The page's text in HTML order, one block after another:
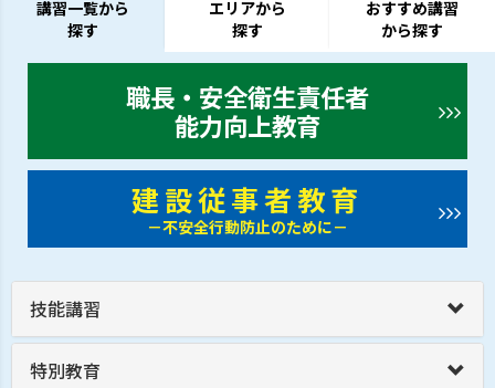
講習一覧から
探す
エリアから
探す
おすすめ講習
から探す
職長・安全衛生責任者
能力向上教育
建設従事者教育
－不安全行動防止のために－
技能講習
特別教育